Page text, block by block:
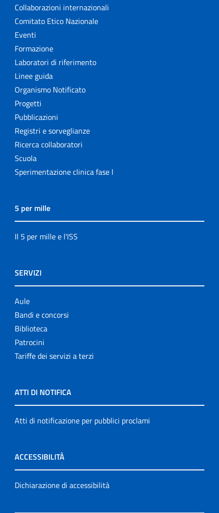
Collaborazioni internazionali
Comitato Etico Nazionale
Eventi
Formazione
Laboratori di riferimento
Linee guida
Organismo Notificato
Progetti
Pubblicazioni
Registri e sorveglianze
Ricerca collaboratori
Scuola
Sperimentazione clinica fase I
5 per mille
Il 5 per mille e l'ISS
SERVIZI
Aule
Bandi e concorsi
Biblioteca
Patrocini
Tariffe dei servizi a terzi
ATTI DI NOTIFICA
Atti di notificazione per pubblici proclami
ACCESSIBILITÀ
Dichiarazione di accessibilità